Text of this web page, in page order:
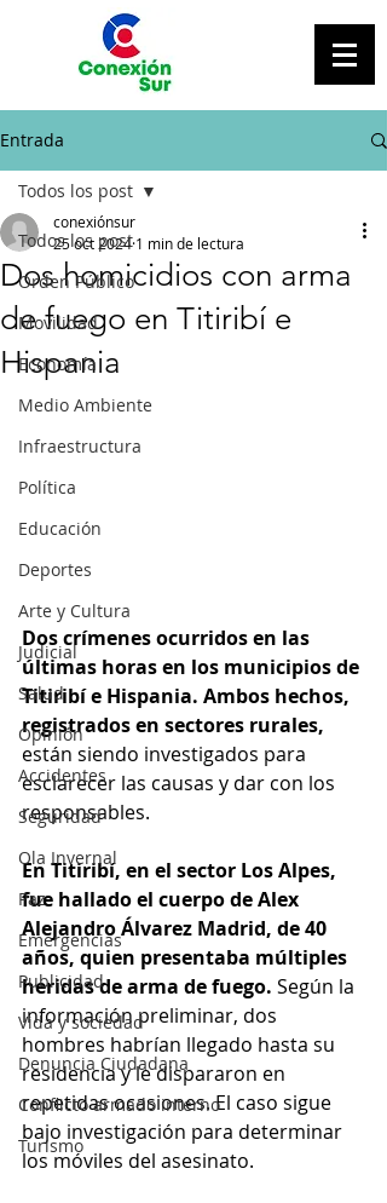
Entrada
Todos los post
Orden Público
Movilidad
Economía
Medio Ambiente
Infraestructura
Política
Educación
Deportes
Arte y Cultura
Judicial
Salud
Opinión
Accidentes
Seguridad
Ola Invernal
Paz
Emergencias
Publicidad
Vida y sociedad
Denuncia Ciudadana
Conflicto armado interno
Turismo
Todos los post
Dos homicidios con arma
de fuego en Titiribí e
Hispania
conexiónsur
25 oct 2024 1 min de lectura
Dos crímenes ocurridos en las
últimas horas en los municipios de
Titiribí e Hispania. Ambos hechos,
registrados en sectores rurales,
están siendo investigados para
esclarecer las causas y dar con los
responsables.
En Titiribí, en el sector Los Alpes,
fue hallado el cuerpo de Alex
Alejandro Álvarez Madrid, de 40
años, quien presentaba múltiples
heridas de arma de fuego. Según la
información preliminar, dos
hombres habrían llegado hasta su
residencia y le dispararon en
repetidas ocasiones. El caso sigue
bajo investigación para determinar
los móviles del asesinato.